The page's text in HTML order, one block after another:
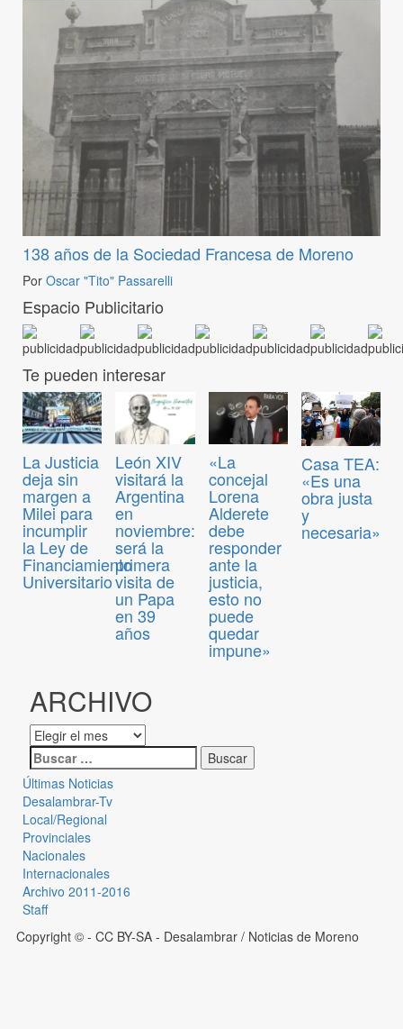
138 años de la Sociedad Francesa de Moreno
Por Oscar "Tito" Passarelli
Espacio Publicitario
Te pueden interesar
La Justicia
deja sin
margen a
Milei para
incumplir
la Ley de
Financiamiento
Universitario
León XIV
visitará la
Argentina
en
noviembre:
será la
primera
visita de
un Papa
en 39
años
«La
concejal
Lorena
Alderete
debe
responder
ante la
justicia,
esto no
puede
quedar
impune»
Casa TEA:
«Es una
obra justa
y
necesaria»
ARCHIVO
Últimas Noticias
Desalambrar-Tv
Local/Regional
Provinciales
Nacionales
Internacionales
Archivo 2011-2016
Staff
Copyright © - CC BY-SA - Desalambrar / Noticias de Moreno